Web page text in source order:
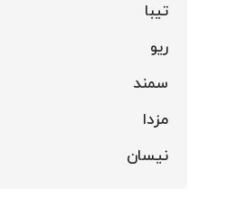
تیبا
ریو
سمند
مزدا
نیسان